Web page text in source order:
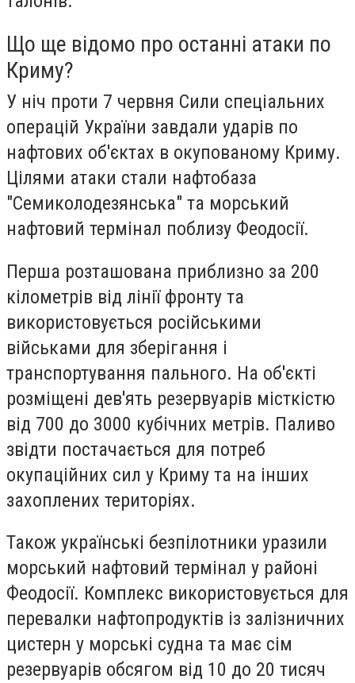
Що ще відомо про останні атаки по
Криму?
У ніч проти 7 червня Сили спеціальних
операцій України завдали ударів по
нафтових об'єктах в окупованому Криму.
Цілями атаки стали нафтобаза
"Семиколодезянська" та морський
нафтовий термінал поблизу Феодосії.
Перша розташована приблизно за 200
кілометрів від лінії фронту та
використовується російськими
військами для зберігання і
транспортування пального. На об'єкті
розміщені дев'ять резервуарів місткістю
від 700 до 3000 кубічних метрів. Паливо
звідти постачається для потреб
окупаційних сил у Криму та на інших
захоплених територіях.
Також українські безпілотники уразили
морський нафтовий термінал у районі
Феодосії. Комплекс використовується для
перевалки нафтопродуктів із залізничних
цистерн у морські судна та має сім
резервуарів обсягом від 10 до 20 тисяч